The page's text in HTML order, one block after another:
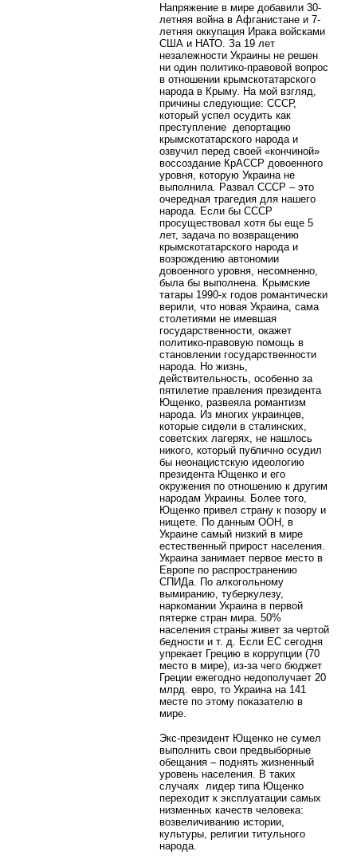
Напряжение в мире добавили 30-
летняя война в Афганистане и 7-
летняя оккупация Ирака войсками
США и НАТО. За 19 лет
незалежности Украины не решен
ни один политико-правовой вопрос
в отношении крымскотатарского
народа в Крыму. На мой взгляд,
причины следующие: СССР,
который успел осудить как
преступление депортацию
крымскотатарского народа и
озвучил перед своей «кончиной»
воссоздание КрАССР довоенного
уровня, которую Украина не
выполнила. Развал СССР – это
очередная трагедия для нашего
народа. Если бы СССР
просуществовал хотя бы еще 5
лет, задача по возвращению
крымскотатарского народа и
возрождению автономии
довоенного уровня, несомненно,
была бы выполнена. Крымские
татары 1990-х годов романтически
верили, что новая Украина, сама
столетиями не имевшая
государственности, окажет
политико-правовую помощь в
становлении государственности
народа. Но жизнь,
действительность, особенно за
пятилетие правления президента
Ющенко, развеяла романтизм
народа. Из многих украинцев,
которые сидели в сталинских,
советских лагерях, не нашлось
никого, который публично осудил
бы неонацистскую идеологию
президента Ющенко и его
окружения по отношению к другим
народам Украины. Более того,
Ющенко привел страну к позору и
нищете. По данным ООН, в
Украине самый низкий в мире
естественный прирост населения.
Украина занимает первое место в
Европе по распространению
СПИДа. По алкогольному
вымиранию, туберкулезу,
наркомании Украина в первой
пятерке стран мира. 50%
населения страны живет за чертой
бедности и т. д. Если ЕС сегодня
упрекает Грецию в коррупции (70
место в мире), из-за чего бюджет
Греции ежегодно недополучает 20
млрд. евро, то Украина на 141
месте по этому показателю в
мире.
Экс-президент Ющенко не сумел
выполнить свои предвыборные
обещания – поднять жизненный
уровень населения. В таких
случаях лидер типа Ющенко
переходит к эксплуатации самых
низменных качеств человека:
возвеличиванию истории,
культуры, религии титульного
народа.